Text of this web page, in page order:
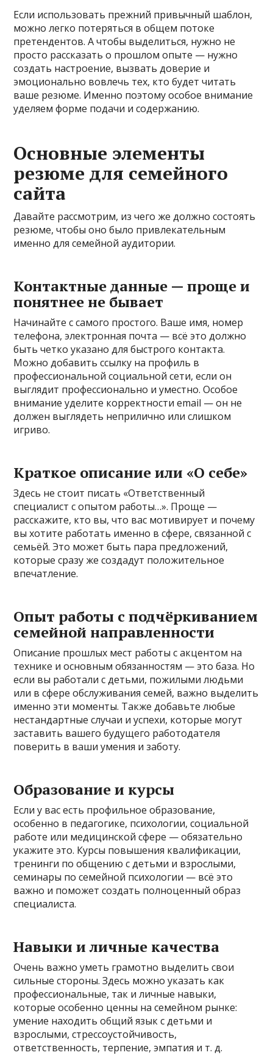
Если использовать прежний привычный шаблон,
можно легко потеряться в общем потоке
претендентов. А чтобы выделиться, нужно не
просто рассказать о прошлом опыте — нужно
создать настроение, вызвать доверие и
эмоционально вовлечь тех, кто будет читать
ваше резюме. Именно поэтому особое внимание
уделяем форме подачи и содержанию.
Основные элементы
резюме для семейного
сайта
Давайте рассмотрим, из чего же должно состоять
резюме, чтобы оно было привлекательным
именно для семейной аудитории.
Контактные данные — проще и
понятнее не бывает
Начинайте с самого простого. Ваше имя, номер
телефона, электронная почта — всё это должно
быть четко указано для быстрого контакта.
Можно добавить ссылку на профиль в
профессиональной социальной сети, если он
выглядит профессионально и уместно. Особое
внимание уделите корректности email — он не
должен выглядеть неприлично или слишком
игриво.
Краткое описание или «О себе»
Здесь не стоит писать «Ответственный
специалист с опытом работы…». Проще —
расскажите, кто вы, что вас мотивирует и почему
вы хотите работать именно в сфере, связанной с
семьёй. Это может быть пара предложений,
которые сразу же создадут положительное
впечатление.
Опыт работы с подчёркиванием
семейной направленности
Описание прошлых мест работы с акцентом на
технике и основным обязанностям — это база. Но
если вы работали с детьми, пожилыми людьми
или в сфере обслуживания семей, важно выделить
именно эти моменты. Также добавьте любые
нестандартные случаи и успехи, которые могут
заставить вашего будущего работодателя
поверить в ваши умения и заботу.
Образование и курсы
Если у вас есть профильное образование,
особенно в педагогике, психологии, социальной
работе или медицинской сфере — обязательно
укажите это. Курсы повышения квалификации,
тренинги по общению с детьми и взрослыми,
семинары по семейной психологии — всё это
важно и поможет создать полноценный образ
специалиста.
Навыки и личные качества
Очень важно уметь грамотно выделить свои
сильные стороны. Здесь можно указать как
профессиональные, так и личные навыки,
которые особенно ценны на семейном рынке:
умение находить общий язык с детьми и
взрослыми, стрессоустойчивость,
ответственность, терпение, эмпатия и т. д.